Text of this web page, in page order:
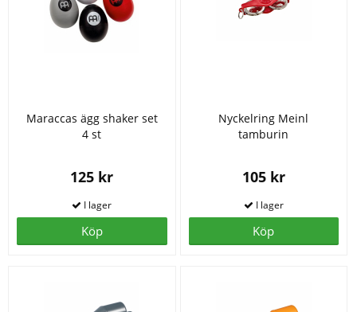
Maraccas ägg shaker set
4 st
125 kr
Köp
Nyckelring Meinl
tamburin
105 kr
Köp